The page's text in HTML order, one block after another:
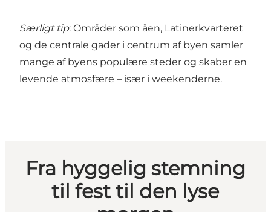
Særligt tip: Områder som åen, Latinerkvarteret
og de centrale gader i centrum af byen samler
mange af byens populære steder og skaber en
levende atmosfære – især i weekenderne.
Fra hyggelig stemning
til fest til den lyse